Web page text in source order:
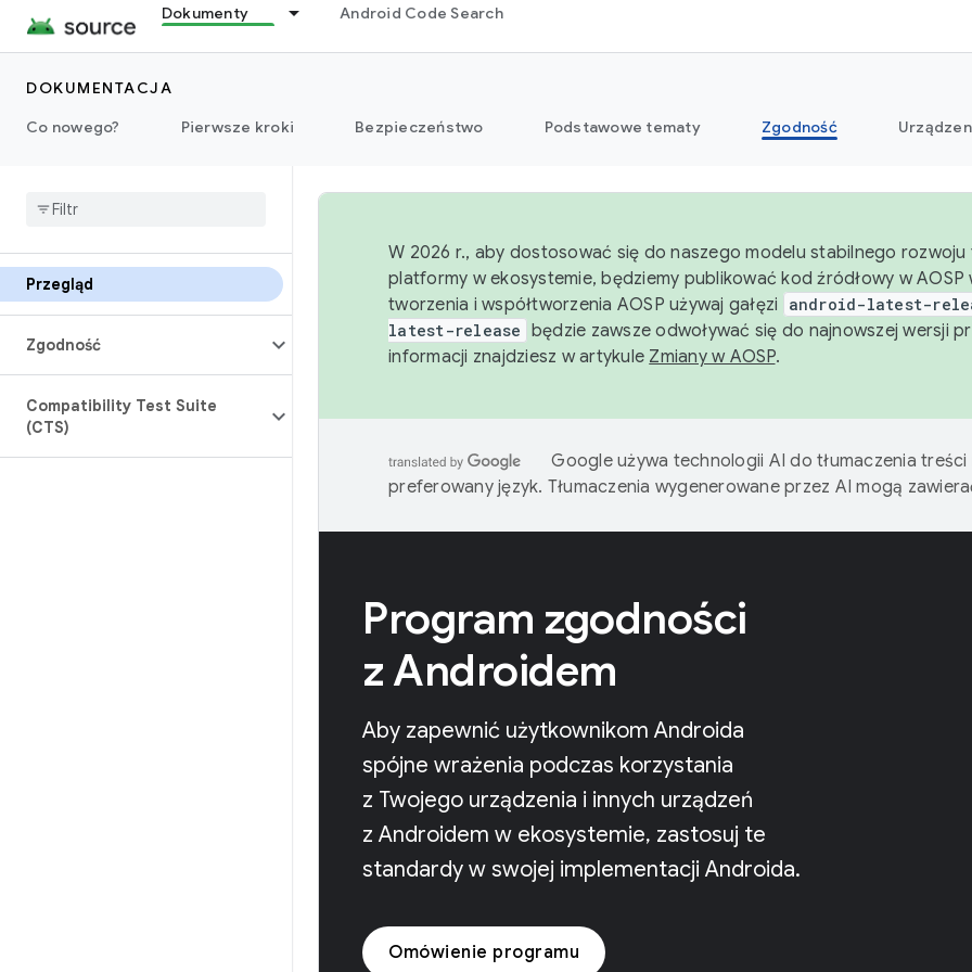
Dokumenty Android Code Search
DOKUMENTACJA
Co nowego?
Pierwsze kroki Bezpieczeństwo Podstawowe tematy Zgodność
Przegląd
Zgodność
Compatibility Test Suite
(CTS)
W 2026 r., aby dostosować się do naszego modelu stabilnego
platformy w ekosystemie, będziemy publikować kod źródłowy w
tworzenia i współtworzenia AOSP używaj gałęzi
android-latest-
latest-release będzie zawsze odwoływać się do najnowszej wersji
informacji znajdziesz w artykule Zmiany w AOSP.
Google używa technologii AI do tłumaczenia treści
preferowany język. Tłumaczenia wygenerowane przez AI mogą
Program zgodności
z Androidem
Aby zapewnić użytkownikom Androida
spójne wrażenia podczas korzystania
z Twojego urządzenia i innych urządzeń
z Androidem w ekosystemie, zastosuj te
standardy w swojej implementacji Androida.
Omówienie programu